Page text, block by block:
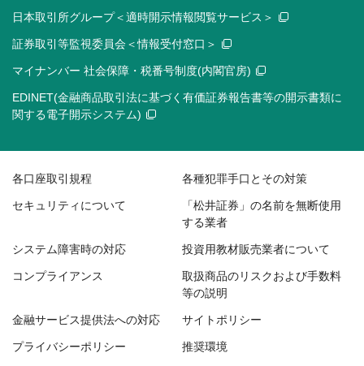
日本取引所グループ＜適時開示情報閲覧サービス＞
証券取引等監視委員会＜情報受付窓口＞
マイナンバー 社会保障・税番号制度(内閣官房)
EDINET(金融商品取引法に基づく有価証券報告書等の開示書類に
関する電子開示システム)
各口座取引規程 各種犯罪手口とその対策
セキュリティについて
「松井証券」の名前を無断使用
する業者
システム障害時の対応 投資用教材販売業者について
コンプライアンス
取扱商品のリスクおよび手数料
等の説明
金融サービス提供法への対応 サイトポリシー
プライバシーポリシー 推奨環境